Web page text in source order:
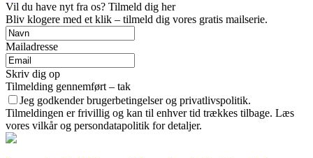
Vil du have nyt fra os? Tilmeld dig her
Bliv klogere med et klik – tilmeld dig vores gratis mailserie.
Mailadresse
Skriv dig op
Tilmelding gennemført – tak
Jeg godkender brugerbetingelser og privatlivspolitik.
Tilmeldingen er frivillig og kan til enhver tid trækkes tilbage. Læs
vores vilkår og persondatapolitik for detaljer.